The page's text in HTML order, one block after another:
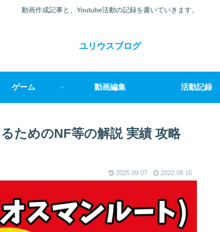
動画作成記事と、Youtube活動の記録を書いていきます。
ユリウスブログ
ゲーム 動画編集 活動記録
ためのNF等の解説 実績 攻略
2025.09.07 2022.08.16